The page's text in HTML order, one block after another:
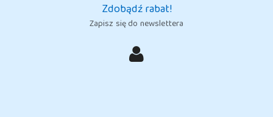
Zdobądź rabat!
Zapisz się do newslettera